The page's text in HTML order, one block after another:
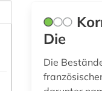
Die
Die